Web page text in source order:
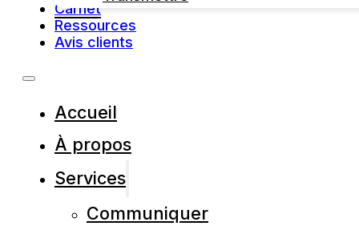
Carnet
Ressources
Avis clients
Accueil
À propos
Services
Communiquer